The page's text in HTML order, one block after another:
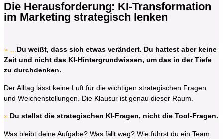
Die Herausforderung: KI-Transformation
im Marketing strategisch lenken
» …Du weißt, dass sich etwas verändert. Du hattest aber keine
Zeit und nicht das KI-Hintergrundwissen, um das in der Tiefe
zu durchdenken.
Der Alltag lässt keine Luft für die wichtigen strategischen Fragen
und Weichenstellungen. Die Klausur ist genau dieser Raum.
» Du stellst die strategischen KI-Fragen, nicht die Tool-Fragen.
Was bleibt deine Aufgabe? Was fällt weg? Wie führst du ein Team